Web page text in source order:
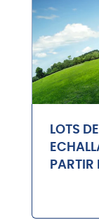
LOTS